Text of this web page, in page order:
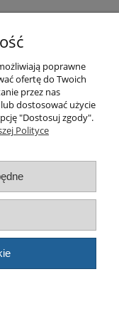
poprawne
ofertę do Twoich
przez nas
dostosować użycie
"Dostosuj zgody".
Polityce